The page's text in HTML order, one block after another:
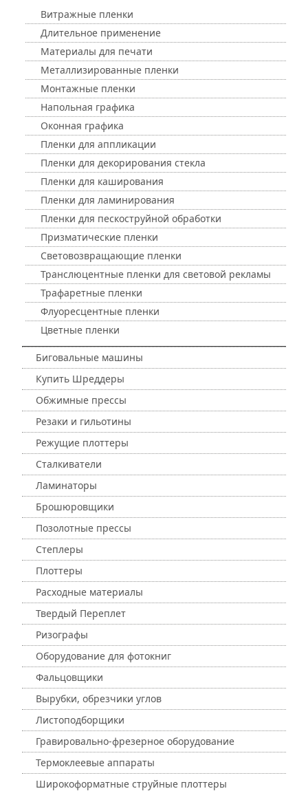
Витражные пленки
Длительное применение
Материалы для печати
Металлизированные пленки
Монтажные пленки
Напольная графика
Оконная графика
Пленки для аппликации
Пленки для декорирования стекла
Пленки для каширования
Пленки для ламинирования
Пленки для пескоструйной обработки
Призматические пленки
Световозвращающие пленки
Транслюцентные пленки для световой рекламы
Трафаретные пленки
Флуоресцентные пленки
Цветные пленки
Биговальные машины
Купить Шреддеры
Обжимные прессы
Резаки и гильотины
Режущие плоттеры
Сталкиватели
Ламинаторы
Брошюровщики
Позолотные прессы
Степлеры
Плоттеры
Расходные материалы
Твердый Переплет
Ризографы
Оборудование для фотокниг
Фальцовщики
Вырубки, обрезчики углов
Листоподборщики
Гравировально-фрезерное оборудование
Термоклеевые аппараты
Широкоформатные струйные плоттеры